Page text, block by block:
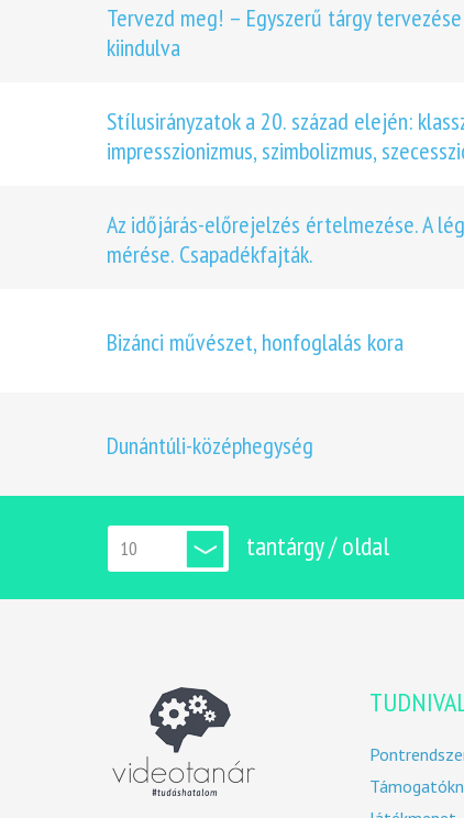
Tervezd meg! – Egyszerű tárgy
kiindulva
Stílusirányzatok a 20. század elején:
impresszionizmus, szimbolizmus,
Az időjárás-előrejelzés értelmezése. A
mérése. Csapadékfajták.
Bizánci művészet, honfoglalás kora
Dunántúli-középhegység
tantárgy / oldal